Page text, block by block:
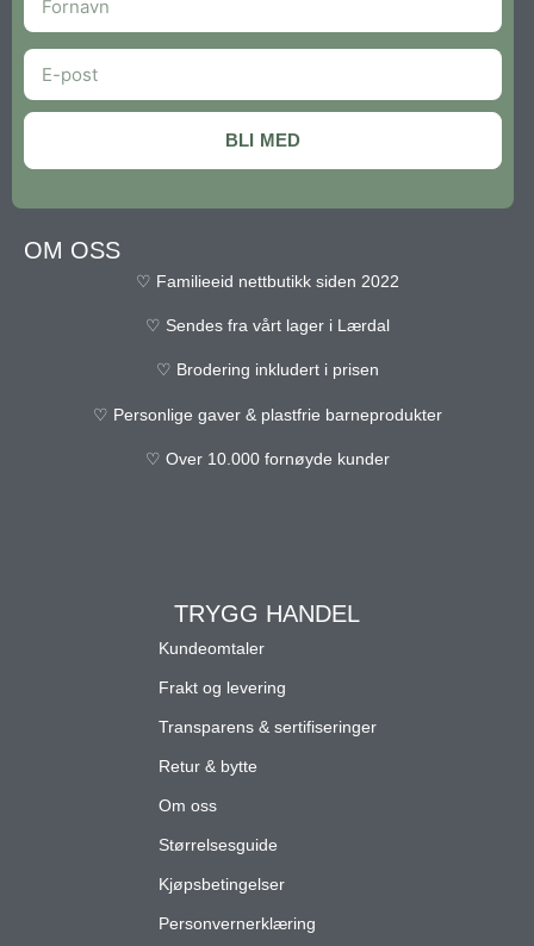
OM OSS
♡ Familieeid nettbutikk siden 2022
♡ Sendes fra vårt lager i Lærdal
♡ Brodering inkludert i prisen
♡ Personlige gaver & plastfrie barneprodukter
♡ Over 10.000 fornøyde kunder
TRYGG HANDEL
Kundeomtaler
Frakt og levering
Transparens & sertifiseringer
Retur & bytte
Om oss
Størrelsesguide
Kjøpsbetingelser
Personvernerklæring
BLI MED